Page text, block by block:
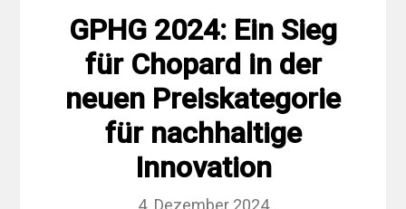
GPHG 2024: Ein Sieg
für Chopard in der
neuen Preiskategorie
für nachhaltige
Innovation
4. Dezember 2024